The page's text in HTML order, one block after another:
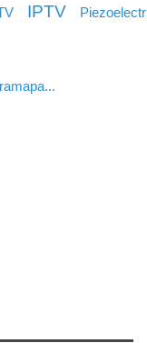
IPTV